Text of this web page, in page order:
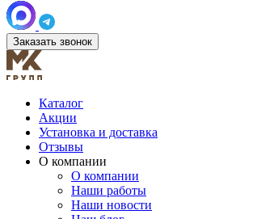
Заказать звонок
Каталог
Акции
Установка и доставка
Отзывы
О компании
О компании
Наши работы
Наши новости